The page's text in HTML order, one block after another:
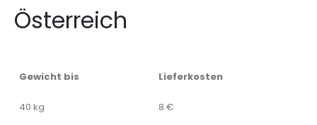
Österreich
Gewicht bis Lieferkosten
40 kg 8 €